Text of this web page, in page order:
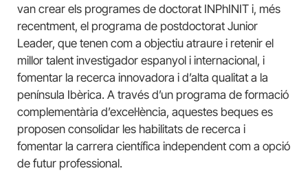
van crear els programes de doctorat INPhINIT i, més
recentment, el programa de postdoctorat Junior
Leader, que tenen com a objectiu atraure i retenir el
millor talent investigador espanyol i internacional, i
fomentar la recerca innovadora i d’alta qualitat a la
península Ibèrica. A través d’un programa de formació
complementària d’excel·lència, aquestes beques es
proposen consolidar les habilitats de recerca i
fomentar la carrera científica independent com a opció
de futur professional.